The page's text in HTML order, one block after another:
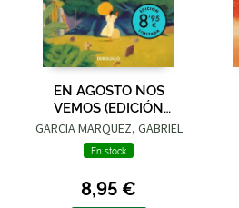
EN AGOSTO NOS
VEMOS (EDICIÓN
LIMITADA)
GARCIA MARQUEZ, GABRIEL
En stock
8,95 €